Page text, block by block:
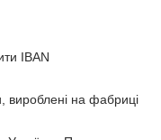
IBAN
вироблені на фабриці